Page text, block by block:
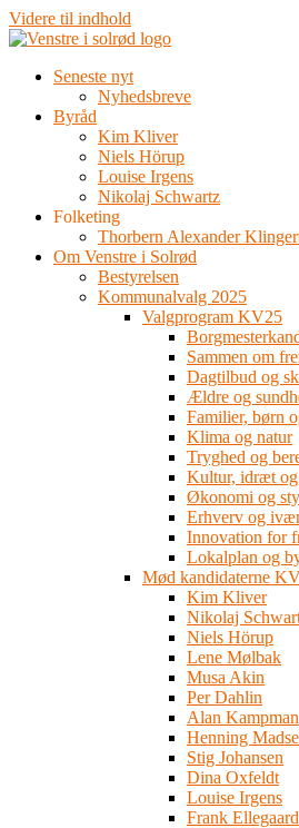
Videre til indhold
Seneste nyt
Nyhedsbreve
Byråd
Kim Kliver
Niels Hörup
Louise Irgens
Nikolaj Schwartz
Folketing
Thorbern Alexander
Om Venstre i Solrød
Bestyrelsen
Kommunalvalg 2025
Valgprogram KV25
Sammen om
Dagtilbud og
Ældre og
Familier, børn
Klima og natur
Tryghed og
Kultur, idræt
Økonomi og
Erhverv og
Innovation for
Lokalplan og
Mød kandidaterne
Kim Kliver
Nikolaj
Niels Hörup
Lene Mølbak
Musa Akin
Per Dahlin
Alan Kampman
Henning
Stig Johansen
Dina Oxfeldt
Louise Irgens
Frank